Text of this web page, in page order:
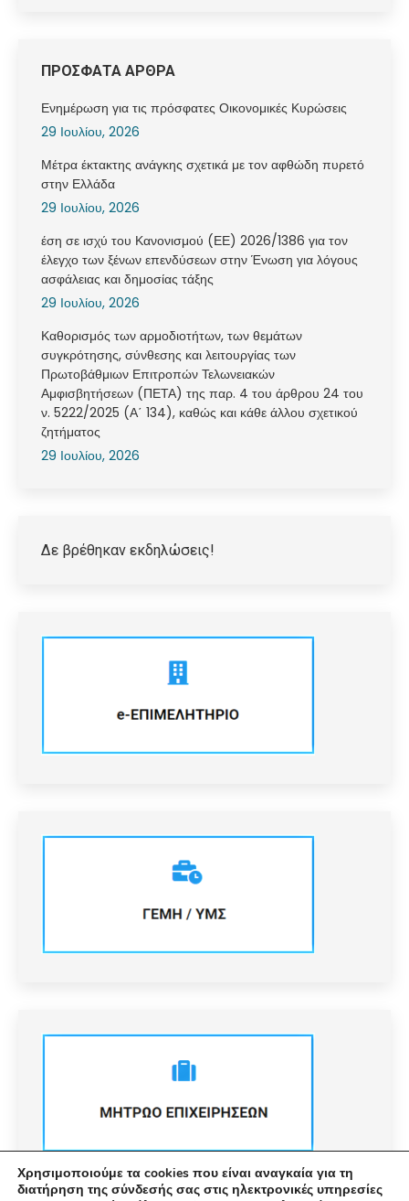
ΠΡΟΣΦΑΤΑ ΑΡΘΡΑ
Ενημέρωση για τις πρόσφατες Οικονομικές Κυρώσεις
29 Ιουλίου, 2026
Μέτρα έκτακτης ανάγκης σχετικά με τον αφθώδη πυρετό
στην Ελλάδα
29 Ιουλίου, 2026
έση σε ισχύ του Κανονισμού (ΕΕ) 2026/1386 για τον
έλεγχο των ξένων επενδύσεων στην Ένωση για λόγους
ασφάλειας και δημοσίας τάξης
29 Ιουλίου, 2026
Καθορισμός των αρμοδιοτήτων, των θεμάτων
συγκρότησης, σύνθεσης και λειτουργίας των
Πρωτοβάθμιων Επιτροπών Τελωνειακών
Αμφισβητήσεων (ΠΕΤΑ) της παρ. 4 του άρθρου 24 του
ν. 5222/2025 (Α΄ 134), καθώς και κάθε άλλου σχετικού
ζητήματος
29 Ιουλίου, 2026
Δε βρέθηκαν εκδηλώσεις!
Χρησιμοποιούμε τα cookies που είναι αναγκαία για τη
διατήρηση της σύνδεσής σας στις ηλεκτρονικές υπηρεσίες